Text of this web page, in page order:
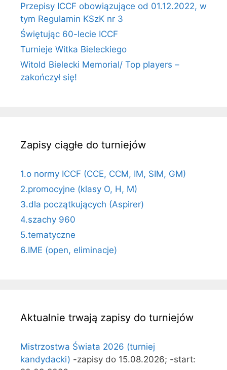
Przepisy ICCF obowiązujące od 01.12.2022, w
tym Regulamin KSzK nr 3
Świętując 60-lecie ICCF
Turnieje Witka Bieleckiego
Witold Bielecki Memorial/ Top players –
zakończył się!
Zapisy ciągłe do turniejów
1.o normy ICCF (CCE, CCM, IM, SIM, GM)
2.promocyjne (klasy O, H, M)
3.dla początkujących (Aspirer)
4.szachy 960
5.tematyczne
6.IME (open, eliminacje)
Aktualnie trwają zapisy do turniejów
Mistrzostwa Świata 2026 (turniej
kandydacki) -zapisy do 15.08.2026; -start: